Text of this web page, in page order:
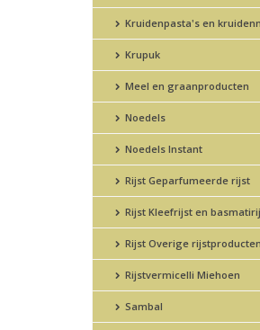
Kruidenpasta's en
Krupuk
Meel en graanproducten
Noedels
Noedels Instant
Rijst Geparfumeerde rijst
Rijst Kleefrijst en
Rijst Overige rijstproducten
Rijstvermicelli Miehoen
Sambal